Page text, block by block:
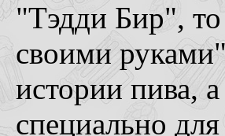
"Тэдди Бир",
своими
истории пива,
специально